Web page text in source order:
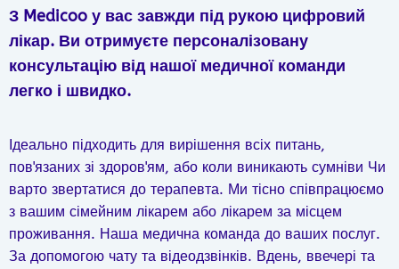
З Medicoo у вас завжди під рукою цифровий
лікар. Ви отримуєте персоналізовану
консультацію від нашої медичної команди
легко і швидко.
Ідеально підходить для вирішення всіх питань,
пов'язаних зі здоров'ям, або коли виникають сумніви Чи
варто звертатися до терапевта. Ми тісно співпрацюємо
з вашим сімейним лікарем або лікарем за місцем
проживання. Наша медична команда до ваших послуг.
За допомогою чату та відеодзвінків. Вдень, ввечері та